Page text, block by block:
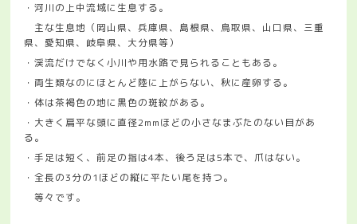
・河川の上中流域に生息する。
主な生息地（岡山県、兵庫県、島根県、鳥取県、山口県、三重
県、愛知県、岐阜県、大分県等）
・渓流だけでなく小川や用水路で見られることもある。
・両生類なのにほとんど陸に上がらない、秋に産卵する。
・体は茶褐色の地に黒色の斑紋がある。
・大きく扁平な頭に直径2mmほどの小さなまぶたのない目があ
る。
・手足は短く、前足の指は4本、後ろ足は5本で、爪はない。
・全長の3分の1ほどの縦に平たい尾を持つ。
等々です。